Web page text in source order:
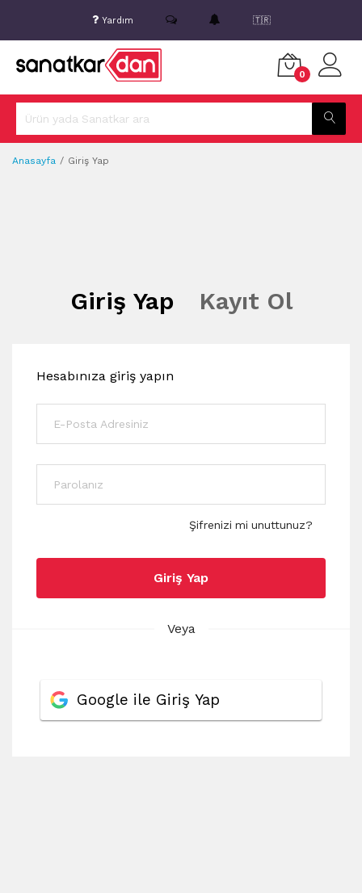
Yardım 🇹🇷
0
Anasayfa Giriş Yap
Giriş Yap Kayıt Ol
Hesabınıza giriş yapın
Şifrenizi mi unuttunuz?
Giriş Yap
Veya
Google ile Giriş Yap